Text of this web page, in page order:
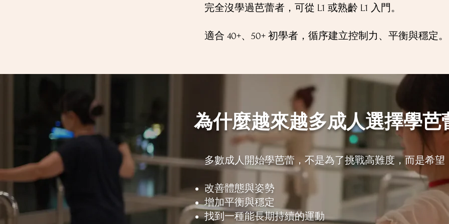
完全沒學過芭蕾者，可從 L1 或熟齡 L1 入門。
適合 40+、50+ 初學者，循序建立控制力、平衡與穩定。
為什麼越來越多成人選擇學芭
多數成人開始學芭蕾，不是為了挑戰高難度，而是希望
改善體態與姿勢
增加平衡與穩定
找到一種能長期持續的運動